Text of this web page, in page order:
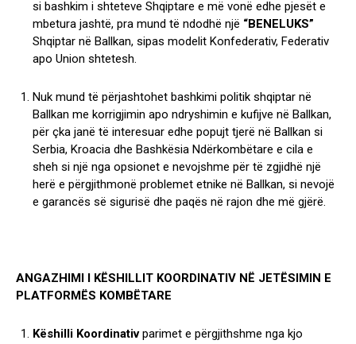
si bashkim i shteteve Shqiptare e më vonë edhe pjesët e
mbetura jashtë, pra mund të ndodhë një “BENELUKS”
Shqiptar në Ballkan, sipas modelit Konfederativ, Federativ
apo Union shtetesh.
Nuk mund të përjashtohet bashkimi politik shqiptar në
Ballkan me korrigjimin apo ndryshimin e kufijve në Ballkan,
për çka janë të interesuar edhe popujt tjerë në Ballkan si
Serbia, Kroacia dhe Bashkësia Ndërkombëtare e cila e
sheh si një nga opsionet e nevojshme për të zgjidhë një
herë e përgjithmonë problemet etnike në Ballkan, si nevojë
e garancës së sigurisë dhe paqës në rajon dhe më gjërë.
ANGAZHIMI I KËSHILLIT KOORDINATIV NË JETËSIMIN E
PLATFORMËS KOMBËTARE
Këshilli Koordinativparimet e përgjithshme nga kjo